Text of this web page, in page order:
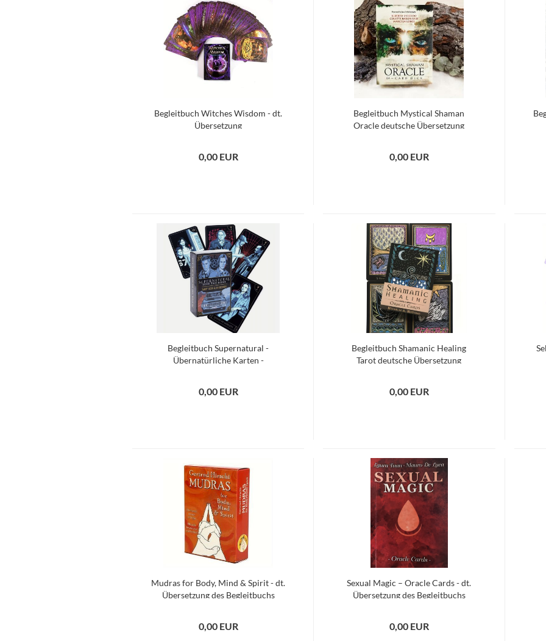
Begleitbuch Witches Wisdom - dt.
Übersetzung
0,00 EUR
Begleitbuch Mystical Shaman
Oracle deutsche Übersetzung
0,00 EUR
Begleitbuch Supernatural -
Übernatürliche Karten -
0,00 EUR
Begleitbuch Shamanic Healing
Tarot deutsche Übersetzung
0,00 EUR
Mudras for Body, Mind & Spirit - dt.
Übersetzung des Begleitbuchs
0,00 EUR
Sexual Magic – Oracle Cards - dt.
Übersetzung des Begleitbuchs
0,00 EUR